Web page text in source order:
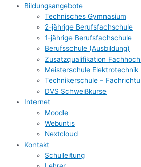
Bildungsangebote
Technisches Gymnasium
2-jährige Berufsfachschule
1-jährige Berufsfachschule
Berufsschule (Ausbildung)
Zusatzqualifikation
Meisterschule Elektrotechnik
Technikerschule –
DVS Schweißkurse
Internet
Moodle
Webuntis
Nextcloud
Kontakt
Schulleitung